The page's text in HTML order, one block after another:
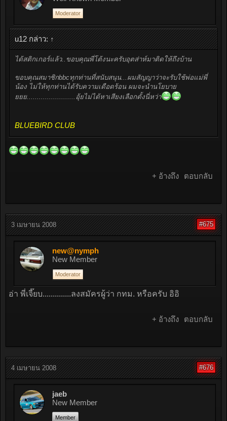
Moderator
u12 กล่าว: ↑
ได้สติกเกอร์แล้ว..ขอบคุณพี่โต้งนะครับอุตส่าห์มาติดให้ถึงบ้าน
ขอบคุณสมาชิกbbcทุกท่านที่สนับสนุน...ผมสัญญาว่าจะรับใช้พ่อแม่พี่
น้อง ไม่ให้ทุกท่านได้รับความเดือดร้อน ผมจะนำนโยบาย
ยยย........................อุ้ยไม่ได้หาเสียงเลือกตั้งนี่หว่า
BLUEBIRD CLUB
+ อ้างถึง ตอบกลับ
3 เมษายน 2008 #675
new@nymph
New Member
Moderator
อ่า พี่เจี๊ยบ..............ลงสมัครผู้ว่า กทม. หรือครับ อิอิ
+ อ้างถึง ตอบกลับ
4 เมษายน 2008 #676
jaeb
New Member
Member